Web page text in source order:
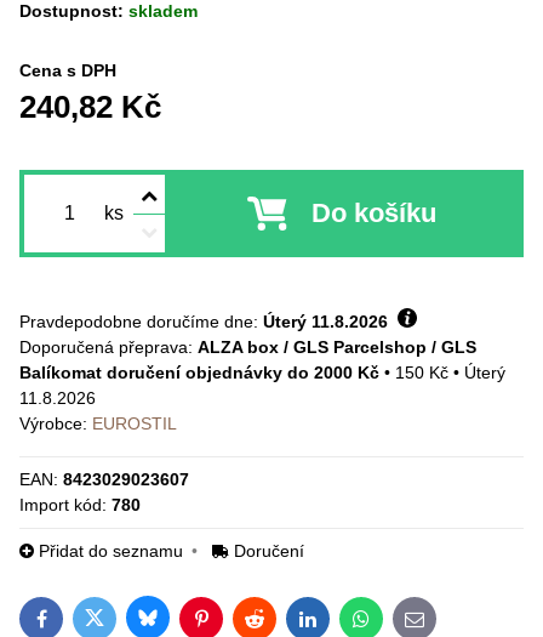
Dostupnost: skladem
Cena s DPH
240,82 Kč
ks Do košíku
Pravdepodobne doručíme dne: Úterý 11.8.2026
ALZA box / GLS Parcelshop / GLS
Balíkomat doručení objednávky do 2000 Kč • 150 Kč • Úterý
11.8.2026
Výrobce: EUROSTIL
EAN: 8423029023607
Import kód: 780
Přidat do seznamu Doručení
FacebookTwitterBlueskyPinterestRedditLinkedInWhatsApp
E-mail